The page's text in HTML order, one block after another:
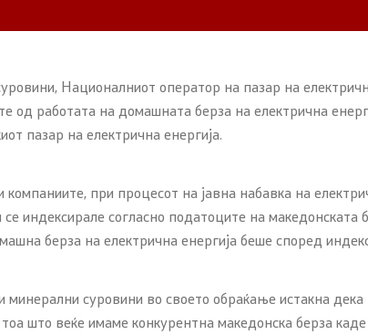
Националниот оператор на пазар на
од работата на домашната берза на електрична
пазар на електрична енергија.
при процесот на јавна набавка на
се индексирале согласно податоците на
берза на електрична енергија беше според
суровини во своето обраќање истакна
што веќе имаме конкурентна македонска берза